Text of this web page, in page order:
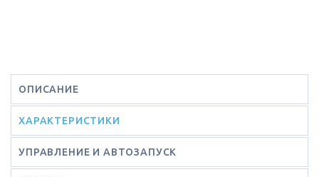
ОПИСАНИЕ
ХАРАКТЕРИСТИКИ
УПРАВЛЕНИЕ И АВТОЗАПУСК